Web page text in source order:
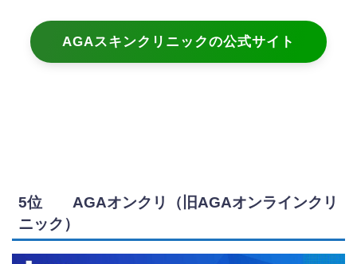
AGAスキンクリニックの公式サイト
5位 AGAオンクリ（旧AGAオンラインクリ
ニック）